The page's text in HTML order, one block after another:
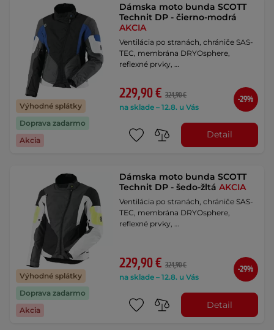
Výhodné splátky
Doprava zadarmo
Akcia
Dámska moto bunda SCOTT
Technit DP - čierno-modrá
AKCIA
Ventilácia po stranách, chrániče SAS-
TEC, membrána DRYOsphere,
reflexné prvky, …
229,90 € 324,90 €
na sklade – 12.8. u Vás
-29%
Detail
Výhodné splátky
Doprava zadarmo
Akcia
Dámska moto bunda SCOTT
Technit DP - šedo-žltáAKCIA
Ventilácia po stranách, chrániče SAS-
TEC, membrána DRYOsphere,
reflexné prvky, …
229,90 € 324,90 €
na sklade – 12.8. u Vás
-29%
Detail